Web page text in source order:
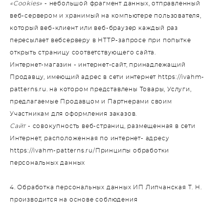
«Cookies» - небольшой фрагмент данных, отправленный
веб-сервером и хранимый на компьютере пользователя,
который веб-клиент или веб-браузер каждый раз
пересылает вебсерверу в HTTP-запросе при попытке
открыть страницу соответствующего сайта.
Интернет-магазин - интернет-сайт, принадлежащий
Продавцу, имеющий адрес в сети интернет https://ivahm-
patterns.ru. на котором представлены Товары, Услуги,
предлагаемые Продавцом и Партнерами своим
Участникам для оформления заказов.
Сайт- совокупность веб-страниц, размещенная в сети
Интернет, расположенная по интернет- адресу
https://ivahm-patterns.ru/Принципы обработки
персональных данных
4. Обработка персональных данных ИП Липчанская Т. Н.
производится на основе соблюдения